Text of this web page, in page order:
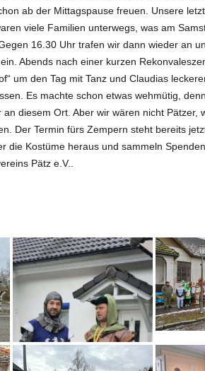
ab der Mittagspause freuen. Unsere
viele Familien unterwegs, was am
16.30 Uhr trafen wir dann wieder an
Abends nach einer kurzen
um den Tag mit Tanz und Claudias
Es machte schon etwas wehmütig,
diesem Ort. Aber wir wären nicht Pätzer,
Der Termin fürs Zempern steht bereits
die Kostüme heraus und sammeln
Pätz e.V..